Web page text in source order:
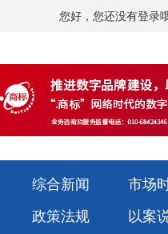
您好，您还没有登录
综合新闻
市场
政策法规 以案